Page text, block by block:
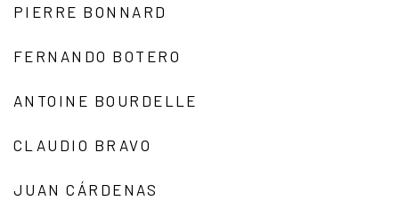
PIERRE BONNARD
FERNANDO BOTERO
ANTOINE BOURDELLE
CLAUDIO BRAVO
JUAN CÁRDENAS